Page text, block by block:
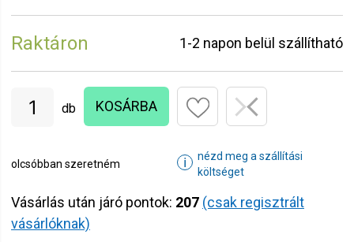
Raktáron 1-2 napon belül szállítható
db KOSÁRBA
olcsóbban szeretném ℹ
nézd meg a szállítási
költséget
Vásárlás után járó pontok: 207 (csak regisztrált
vásárlóknak)